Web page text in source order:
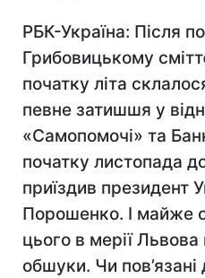
РБК-Україна: Після
Грибовицькому
початку літа
певне затишшя у
«Самопомочі» та
початку листопада
приїздив президент
Порошенко. І майже
цього в мерії
обшуки. Чи пов’язані